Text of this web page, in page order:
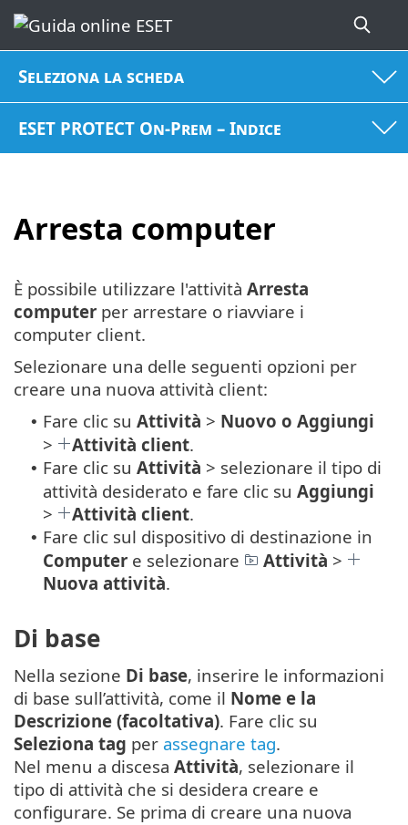
Seleziona la scheda
ESET PROTECT On-Prem – Indice
Arresta computer
È possibile utilizzare l'attività Arresta
computer per arrestare o riavviare i
computer client.
Selezionare una delle seguenti opzioni per
creare una nuova attività client:
• Fare clic su Attività > Nuovo o Aggiungi
>
Attività client.
• Fare clic su Attività > selezionare il tipo di
attività desiderato e fare clic su Aggiungi
>
Attività client.
• Fare clic sul dispositivo di destinazione in
Computer e selezionare Attività >
Nuova attività.
Di base
Nella sezione Di base, inserire le informazioni
di base sull’attività, come il Nome e la
Descrizione (facoltativa). Fare clic su
Seleziona tag per assegnare tag.
Nel menu a discesa Attività, selezionare il
tipo di attività che si desidera creare e
configurare. Se prima di creare una nuova